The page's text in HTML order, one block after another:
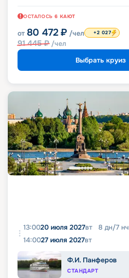
ОСТАЛОСЬ 6 КАЮТ
от 80 472 ₽ /чел
91 445₽ /чел
+2 027
Выбрать круиз
13:0020 июля 2027вт 8 дн/7 нч
14:0027 июля 2027вт
Ф.И. Панферов
СТАНДАРТ